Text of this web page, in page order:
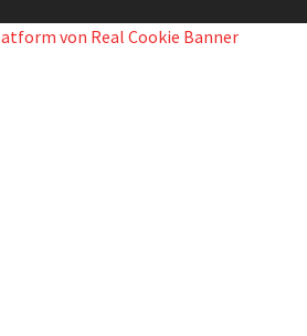
von Real Cookie Banner